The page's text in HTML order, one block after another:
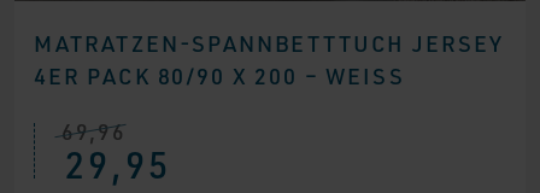
MATRATZEN-SPANNBETTTUCH JERSEY
4ER PACK 80/90 X 200 – WEISS
69,96
Ursprünglicher
Preis
war:
29,95
Aktueller
Preis
ist: